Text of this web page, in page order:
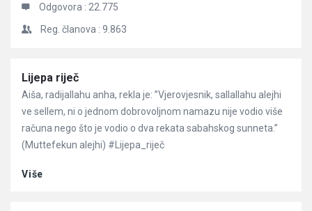
Odgovora : 22.775
Reg. članova : 9.863
Članci
Lijepa riječ
Aiša, radijallahu anha, rekla je: ”Vjerovjesnik, sallallahu alejhi
ve sellem, ni o jednom dobrovoljnom namazu nije vodio više
računa nego što je vodio o dva rekata sabahskog sunneta.”
(Muttefekun alejhi) #Lijepa_riječ
Više